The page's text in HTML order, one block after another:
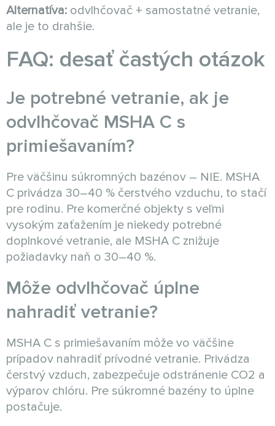
Alternatíva: odvlhčovač + samostatné vetranie,
ale je to drahšie.
FAQ: desať častých otázok
Je potrebné vetranie, ak je
odvlhčovač MSHA C s
primiešavaním?
Pre väčšinu súkromných bazénov – NIE. MSHA
C privádza 30–40 % čerstvého vzduchu, to stačí
pre rodinu. Pre komerčné objekty s veľmi
vysokým zaťažením je niekedy potrebné
doplnkové vetranie, ale MSHA C znižuje
požiadavky naň o 30–40 %.
Môže odvlhčovač úplne
nahradiť vetranie?
MSHA C s primiešavaním môže vo väčšine
prípadov nahradiť prívodné vetranie. Privádza
čerstvý vzduch, zabezpečuje odstránenie CO2 a
výparov chlóru. Pre súkromné bazény to úplne
postačuje.